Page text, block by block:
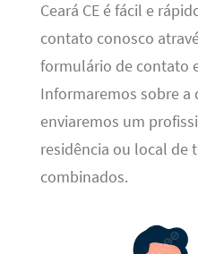
Ceará CE é fácil e
contato conosco
formulário de contato
Informaremos sobre a
enviaremos um
residência ou local de
combinados.